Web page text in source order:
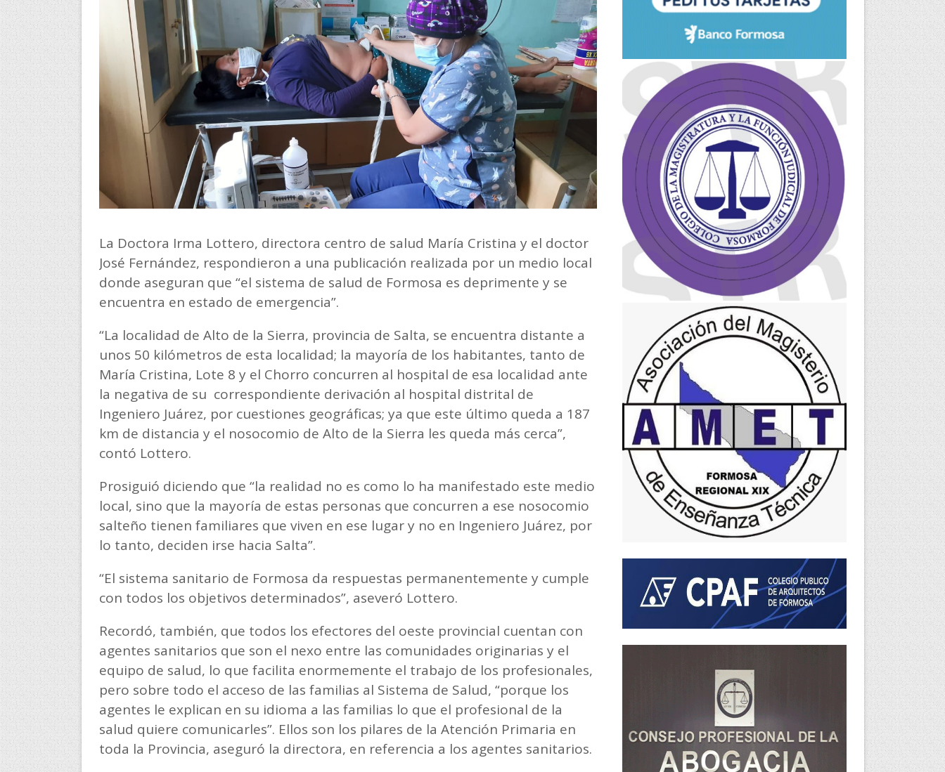
La Doctora Irma Lottero, directora centro de salud María Cristina y el doctor
José Fernández, respondieron a una publicación realizada por un medio local
donde aseguran que “el sistema de salud de Formosa es deprimente y se
encuentra en estado de emergencia”.
“La localidad de Alto de la Sierra, provincia de Salta, se encuentra distante a
unos 50 kilómetros de esta localidad; la mayoría de los habitantes, tanto de
María Cristina, Lote 8 y el Chorro concurren al hospital de esa localidad ante
la negativa de su correspondiente derivación al hospital distrital de
Ingeniero Juárez, por cuestiones geográficas; ya que este último queda a 187
km de distancia y el nosocomio de Alto de la Sierra les queda más cerca”,
contó Lottero.
Prosiguió diciendo que “la realidad no es como lo ha manifestado este medio
local, sino que la mayoría de estas personas que concurren a ese nosocomio
salteño tienen familiares que viven en ese lugar y no en Ingeniero Juárez, por
lo tanto, deciden irse hacia Salta”.
“El sistema sanitario de Formosa da respuestas permanentemente y cumple
con todos los objetivos determinados”, aseveró Lottero.
Recordó, también, que todos los efectores del oeste provincial cuentan con
agentes sanitarios que son el nexo entre las comunidades originarias y el
equipo de salud, lo que facilita enormemente el trabajo de los profesionales,
pero sobre todo el acceso de las familias al Sistema de Salud, “porque los
agentes le explican en su idioma a las familias lo que el profesional de la
salud quiere comunicarles”. Ellos son los pilares de la Atención Primaria en
toda la Provincia, aseguró la directora, en referencia a los agentes sanitarios.